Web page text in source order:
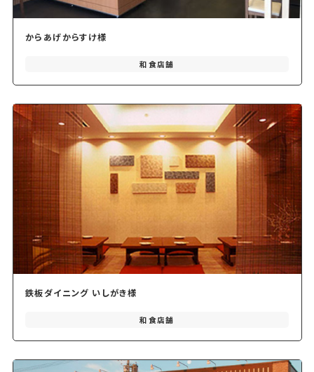
からあげからすけ様
和食店舗
鉄板ダイニング いしがき様
和食店舗